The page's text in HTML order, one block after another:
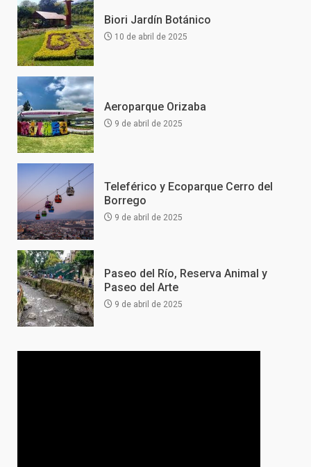
Biori Jardín Botánico
10 de abril de 2025
Aeroparque Orizaba
9 de abril de 2025
Teleférico y Ecoparque Cerro del
Borrego
9 de abril de 2025
Paseo del Río, Reserva Animal y
Paseo del Arte
9 de abril de 2025